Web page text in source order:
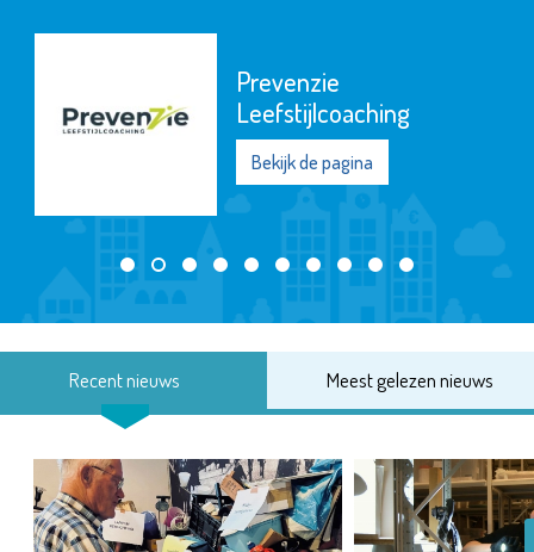
Prevenzie
Leefstijlcoaching
Bekijk de pagina
Recent nieuws Meest gelezen nieuws